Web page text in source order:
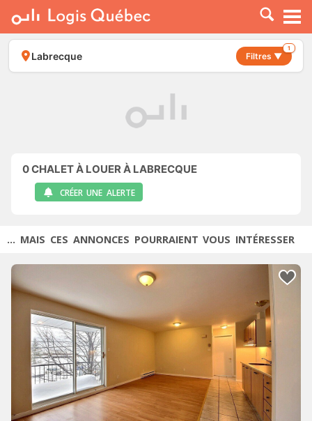
À LOUER
À VENDRE
PLACER UNE ANNONCE
Labrecque Filtres ▼
1
0CHALET À LOUER À LABRECQUE
CRÉER UNE ALERTE
... MAIS CES ANNONCES POURRAIENT VOUS INTÉRESSER